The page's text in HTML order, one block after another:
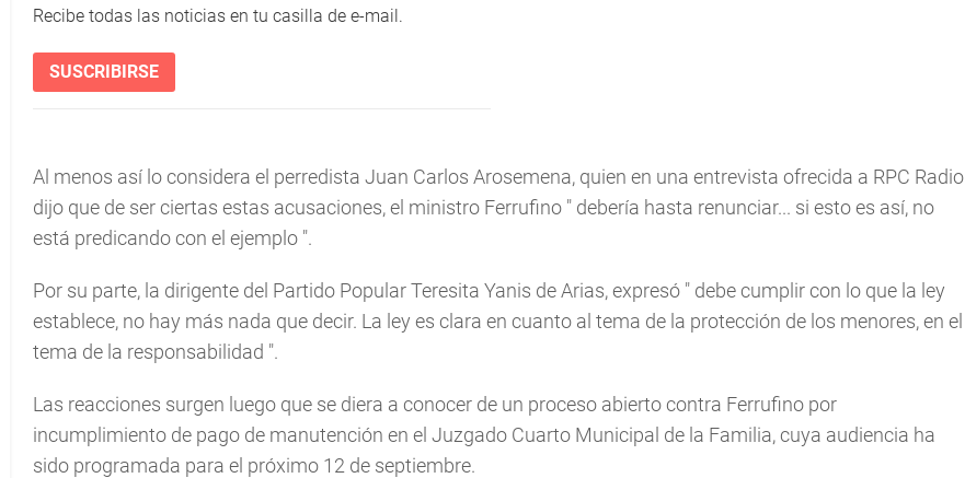
Recibe todas las noticias en tu casilla de e-mail.
SUSCRIBIRSE
Al menos así lo considera el perredista Juan Carlos Arosemena, quien en una entrevista ofrecida a RPC Radio
dijo que de ser ciertas estas acusaciones, el ministro Ferrufino " debería hasta renunciar... si esto es así, no
está predicando con el ejemplo ".
Por su parte, la dirigente del Partido Popular Teresita Yanis de Arias, expresó " debe cumplir con lo que la ley
establece, no hay más nada que decir. La ley es clara en cuanto al tema de la protección de los menores, en el
tema de la responsabilidad ".
Las reacciones surgen luego que se diera a conocer de un proceso abierto contra Ferrufino por
incumplimiento de pago de manutención en el Juzgado Cuarto Municipal de la Familia, cuya audiencia ha
sido programada para el próximo 12 de septiembre.